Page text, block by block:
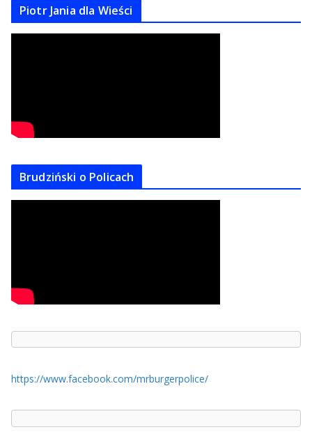
Piotr Jania dla Wieści
Brudziński o Policach
https://www.facebook.com/mrburgerpolice/